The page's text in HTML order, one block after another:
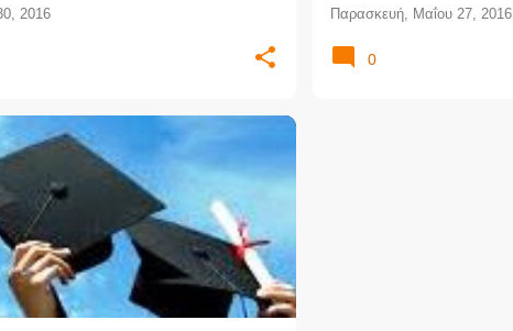
2016 Παρασκευή, Μαΐου 27, 2016
0
ΕΥΡΩΠΑΪΚΌ ΔΊΚΑΙΟ